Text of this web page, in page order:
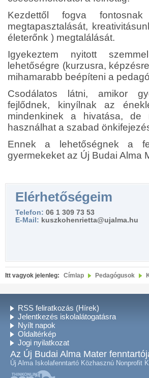
Kezdettől fogva
megtapasztalását,
életerőnk ) megtalálását.
Igyekeztem nyitott
lehetőségre (kurzusra,
mihamarabb beépíteni a
Csodálatos látni, amikor
fejlődnek, kinyílnak az
mindenkinek a hivatása, de
használhat a szabad
Ennek a lehetőségnek a
gyermekeket az Új Budai Alma
Elérhetőségeim
Telefon: 06 1 309 73 53
E-Mail: kuszkohenrietta@ujalma.hu
Itt vagyok jelenleg: Címlap Pedagógusok
RSS feliratkozás (Hírek)
Jelentkezés iskolalátogatásra
Nyílt napok
Oldaltérkép
Jogi nyilatkozat
Az Új Budai Alma Mater
Új Alma Iskolafenntartó Közhasznú Nonprofit